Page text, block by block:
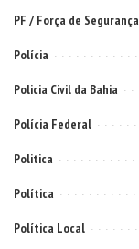
PF / Força de Segurança
Polícia
Policia Civil da Bahia
Polícia Federal
Politica
Política
Política Local